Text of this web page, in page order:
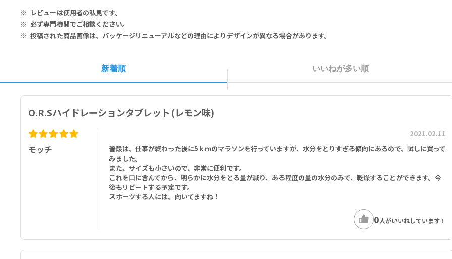
Ingredients: Dextrose (Glucose), Acidity Regulators (Citric Acid, Sodium Bicarbonate), Potassium Chloride, Sodium Chloride,
etener (Sucralose), Riboflavin.
2タブレット（水 200ml）あたり：
成分：デキストロース（グルコース）、pH 調整剤（クエン酸、炭酸水素Ｎａ）、塩化カリウム、塩化ナトリウム、天然レモン香料、コーンスター
レビューは使用者の私見です。
必ず専門機関でご相談ください。
投稿された商品画像は、パッケージリニューアルなどの理由によりデザインが異なる場合があります。
新着順 いいねが多い順
O.R.Sハイドレーションタブレット(レモン味)
モッチ
2021.02.11
普段は、仕事が終わった後に5ｋｍのマラソンを行っていますが、水分をとりすぎる傾向にあるので、試しに買って
みました。
また、サイズも小さいので、非常に便利です。
これを口に含んでから、明らかに水分をとる量が減り、ある程度の量の水分のみで、乾燥することができます。今
後もリピートする予定です。
スポーツする人には、向いてますね！
0人がいいねしています！